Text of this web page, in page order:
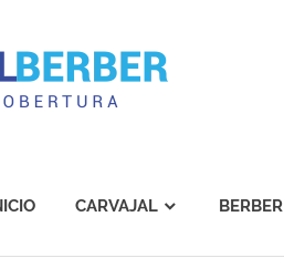
CARVAJAL BERBER